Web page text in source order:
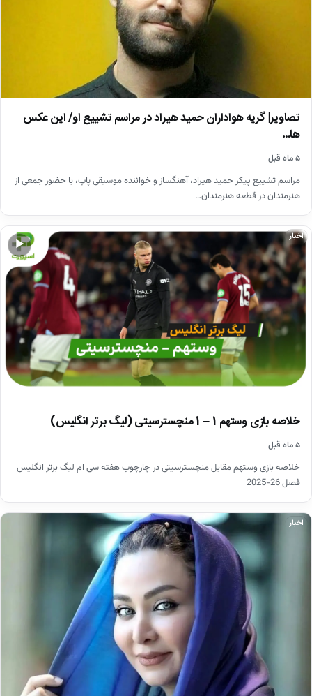
تصاویر| گریه هواداران حمید هیراد در مراسم تشییع او/ این عکس
ها…
۵ ماه قبل
مراسم تشییع پیکر حمید هیراد، آهنگساز و خواننده موسیقی پاپ، با حضور جمعی از
هنرمندان در قطعه هنرمندان…
▶
اخبار
خلاصه بازی وستهم 1 – 1 منچسترسیتی (لیگ برتر انگلیس)
۵ ماه قبل
خلاصه بازی وستهم مقابل منچسترسیتی در چارچوب هفته سی ام لیگ برتر انگلیس
فصل 26-2025
اخبار